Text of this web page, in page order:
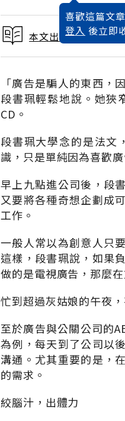
喜歡這篇文
登入 後立即
本文出自 1998 / 8月
「廣告是騙人的東西，
段書珮輕鬆地說。她狹
CD。
段書珮大學念的是法文
識，只是單純因為喜歡
早上九點進公司後，段
又要將各種奇想企劃成
工作。
一般人常以為創意人只
這樣，段書珮說，如果
做的是電視廣告，那麼
忙到超過灰姑娘的午夜
至於廣告與公關公司的
為例，每天到了公司以
溝通。尤其重要的是，
的需求。
絞腦汁，出體力